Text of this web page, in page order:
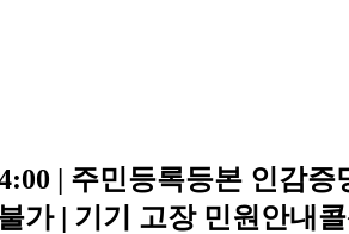
| 주민등록등본 인감증
가 | 기기 고장 민원안내